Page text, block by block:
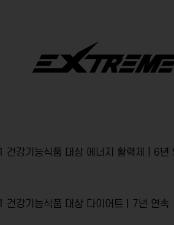
건강기능식품 대상 에너지 활력제 | 6년
건강기능식품 대상 다이어트 | 7년 연속